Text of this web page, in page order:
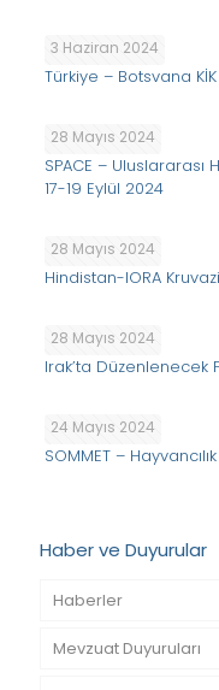
3 Haziran 2024
Türkiye – Botsvana
28 Mayıs 2024
SPACE – Uluslararası
17-19 Eylül 2024
28 Mayıs 2024
Hindistan-IORA
28 Mayıs 2024
Irak’ta Düzenlenecek
24 Mayıs 2024
SOMMET –
Haber ve Duyurular
Haberler
Mevzuat Duyuruları